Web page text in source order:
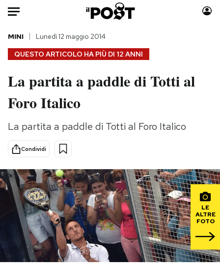
HOME
Italia
Politica
Tecnologia
Internet
Scienza
Cultura
Economia
Sport
Moda
Storie/Idee
Europa
Altrecose
Mondiali calcio 2026
PODCAST
QUESTO ARTICOLO HA PIÙ DI 12 ANNI
MINI Lunedì 12 maggio 2014
La partita a paddle di Totti al
Foro Italico
La partita a paddle di Totti al Foro Italico
Condividi
LE
ALTRE
FOTO